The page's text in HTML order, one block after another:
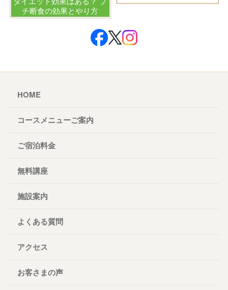
チ断食の効果とやり方
HOME
コースメニューご案内
ご宿泊料金
無料講座
施設案内
よくある質問
アクセス
お客さまの声